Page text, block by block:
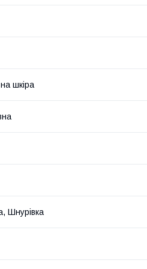
шкіра
Шнурівка